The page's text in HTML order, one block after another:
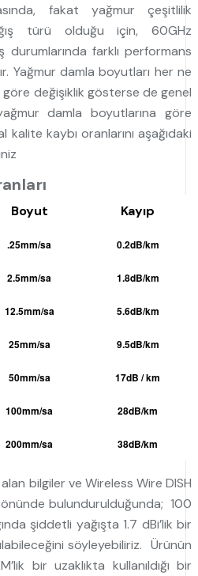
fakat yağmur çeşitlilik
türü olduğu için, 60GHz
durumlarında farklı performans
Yağmur damla boyutları her ne
değişiklik gösterse de genel
damla boyutlarına göre
kaybı oranlarını aşağıdaki
Boyut Kayıp
.25mm/sa 0.2dB/km
2.5mm/sa 1.8dB/km
12.5mm/sa 5.6dB/km
25mm/sa 9.5dB/km
50mm/sa 17dB / km
100mm/sa 28dB/km
200mm/sa 38dB/km
bilgiler ve Wireless Wire DISH
bulundurulduğunda; 100
şiddetli yağışta 1.7 dBi’lik bir
söyleyebiliriz. Ürünün
bir uzaklıkta kullanıldığı bir